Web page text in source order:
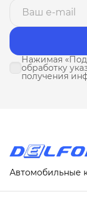
Нажимая
обработку
получения
Автомобильные